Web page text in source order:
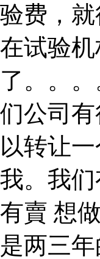
验费，
在试验
了。。
们公司
以转让
我。我
有賣 想
是两三